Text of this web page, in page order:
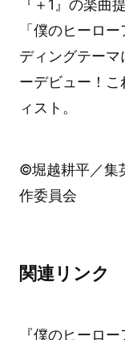
『＋1』の楽曲
「僕のヒーロ
ディングテー
ーデビュー！
ィスト。
©堀越耕平／集
作委員会
関連リンク
『僕のヒーロ